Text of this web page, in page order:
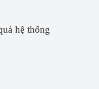
hệ thống